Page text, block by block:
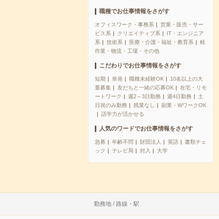
職種でお仕事情報をさがす
オフィスワーク・事務系
営業・販売・サー
ビス系
クリエイティブ系
IT・エンジニア
系
技術系 医療・介護・福祉・教育系
軽
作業・物流・工場・その他
こだわりでお仕事情報をさがす
短期 単発 職種未経験OK
10名以上の大
量募集
友だちと一緒の応募OK
在宅・リモ
ートワーク
週2～3日勤務 週4日勤務
土
日祝のみ勤務
残業なし
副業・WワークOK
語学力が活かせる
人気のワードでお仕事情報をさがす
急募 年齢不問 財団法人 英語
書類チェ
ック
テレビ局 封入 大学
勤務地 / 路線・駅